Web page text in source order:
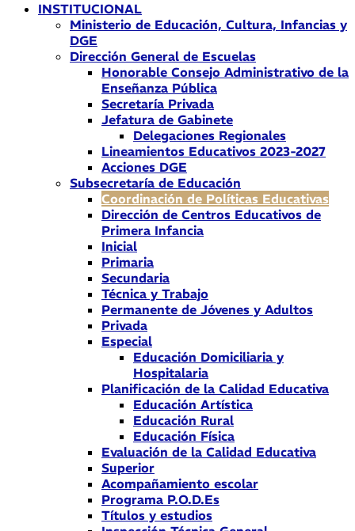
INSTITUCIONAL
Ministerio de Educación, Cultura, Infancias y
DGE
Dirección General de Escuelas
Honorable Consejo Administrativo de la
Enseñanza Pública
Secretaría Privada
Jefatura de Gabinete
Delegaciones Regionales
Lineamientos Educativos 2023-2027
Acciones DGE
Subsecretaría de Educación
Coordinación de Políticas Educativas
Dirección de Centros Educativos de
Primera Infancia
Inicial
Primaria
Secundaria
Técnica y Trabajo
Permanente de Jóvenes y Adultos
Privada
Especial
Educación Domiciliaria y
Hospitalaria
Planificación de la Calidad Educativa
Educación Artística
Educación Rural
Educación Física
Evaluación de la Calidad Educativa
Superior
Acompañamiento escolar
Programa P.O.D.Es
Títulos y estudios